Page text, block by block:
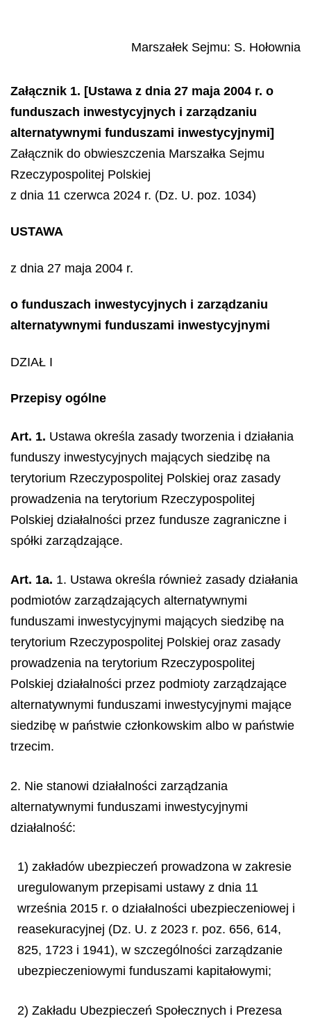
Marszałek Sejmu: S. Hołownia
Załącznik 1. [Ustawa z dnia 27 maja 2004 r. o
funduszach inwestycyjnych i zarządzaniu
alternatywnymi funduszami inwestycyjnymi]
Załącznik do obwieszczenia Marszałka Sejmu
Rzeczypospolitej Polskiej
z dnia 11 czerwca 2024 r. (Dz. U. poz. 1034)
USTAWA
z dnia 27 maja 2004 r.
o funduszach inwestycyjnych i zarządzaniu
alternatywnymi funduszami inwestycyjnymi
DZIAŁ I
Przepisy ogólne
Art. 1. Ustawa określa zasady tworzenia i działania
funduszy inwestycyjnych mających siedzibę na
terytorium Rzeczypospolitej Polskiej oraz zasady
prowadzenia na terytorium Rzeczypospolitej
Polskiej działalności przez fundusze zagraniczne i
spółki zarządzające.
Art. 1a. 1. Ustawa określa również zasady działania
podmiotów zarządzających alternatywnymi
funduszami inwestycyjnymi mających siedzibę na
terytorium Rzeczypospolitej Polskiej oraz zasady
prowadzenia na terytorium Rzeczypospolitej
Polskiej działalności przez podmioty zarządzające
alternatywnymi funduszami inwestycyjnymi mające
siedzibę w państwie członkowskim albo w państwie
trzecim.
2. Nie stanowi działalności zarządzania
alternatywnymi funduszami inwestycyjnymi
działalność:
1) zakładów ubezpieczeń prowadzona w zakresie
uregulowanym przepisami ustawy z dnia 11
września 2015 r. o działalności ubezpieczeniowej i
reasekuracyjnej (Dz. U. z 2023 r. poz. 656, 614,
825, 1723 i 1941), w szczególności zarządzanie
ubezpieczeniowymi funduszami kapitałowymi;
2) Zakładu Ubezpieczeń Społecznych i Prezesa